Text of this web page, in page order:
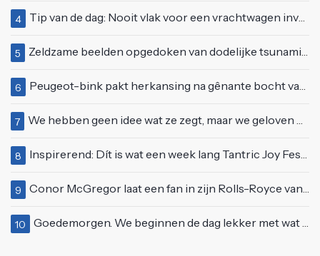
4 Tip van de dag: Nooit vlak voor een vrachtwagen invoegen
5 Zeldzame beelden opgedoken van dodelijke tsunami uit 2004
6 Peugeot-bink pakt herkansing na gênante bocht van 180 graden bij verkeerslicht
7 We hebben geen idee wat ze zegt, maar we geloven haar helemaal!
8 Inspirerend: Dít is wat een week lang Tantric Joy Festival met je doet
9 Conor McGregor laat een fan in zijn Rolls-Royce van $600.000
10 Goedemorgen. We beginnen de dag lekker met wat rek- en strekoefeningen